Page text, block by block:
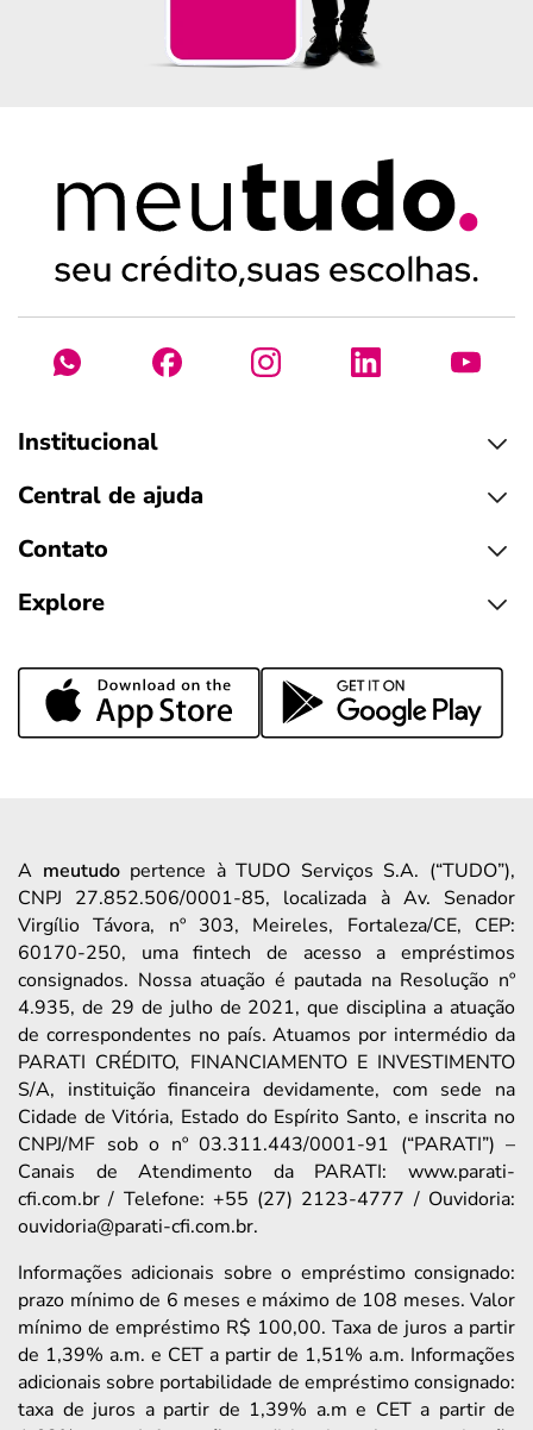
Institucional
Central de ajuda
Contato
Explore
A meutudopertence à TUDO Serviços S.A. (“TUDO”),
CNPJ 27.852.506/0001-85, localizada à Av. Senador
Virgílio Távora, nº 303, Meireles, Fortaleza/CE, CEP:
60170-250, uma fintech de acesso a empréstimos
consignados. Nossa atuação é pautada na Resolução nº
4.935, de 29 de julho de 2021, que disciplina a atuação
de correspondentes no país. Atuamos por intermédio da
PARATI CRÉDITO, FINANCIAMENTO E INVESTIMENTO
S/A, instituição financeira devidamente, com sede na
Cidade de Vitória, Estado do Espírito Santo, e inscrita no
CNPJ/MF sob o nº 03.311.443/0001-91 (“PARATI”) –
Canais de Atendimento da PARATI: www.parati-
cfi.com.br / Telefone: +55 (27) 2123-4777 / Ouvidoria:
ouvidoria@parati-cfi.com.br.
Informações adicionais sobre o empréstimo consignado:
prazo mínimo de 6 meses e máximo de 108 meses. Valor
mínimo de empréstimo R$ 100,00. Taxa de juros a partir
de 1,39% a.m. e CET a partir de 1,51% a.m. Informações
adicionais sobre portabilidade de empréstimo consignado:
taxa de juros a partir de 1,39% a.m e CET a partir de